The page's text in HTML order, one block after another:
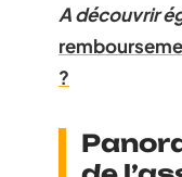
A découvrir
?